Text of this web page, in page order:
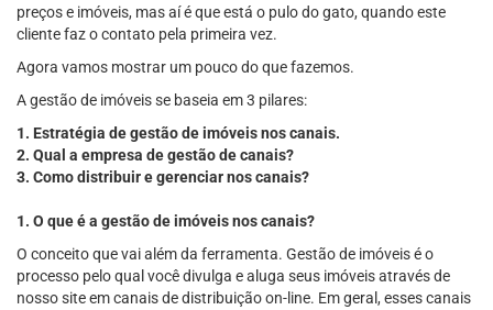
preços e imóveis, mas aí é que está o pulo do gato, quando este
cliente faz o contato pela primeira vez.
Agora vamos mostrar um pouco do que fazemos.
A gestão de imóveis se baseia em 3 pilares:
1. Estratégia de gestão de imóveis nos canais.
2. Qual a empresa de gestão de canais?
3. Como distribuir e gerenciar nos canais?
1. O que é a gestão de imóveis nos canais?
O conceito que vai além da ferramenta. Gestão de imóveis é o
processo pelo qual você divulga e aluga seus imóveis através de
nosso site em canais de distribuição on-line. Em geral, esses canais